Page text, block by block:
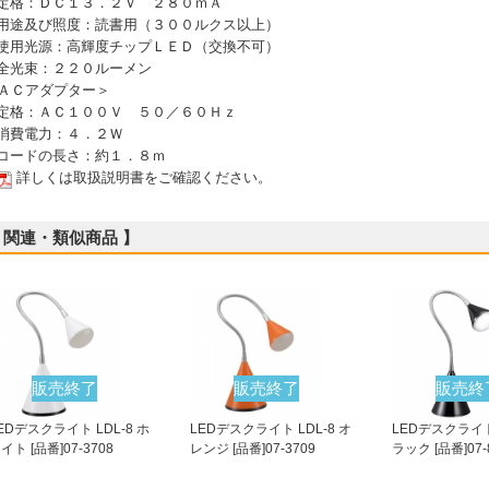
途及び照度：読書用（３００ルクス以上）
用光源：高輝度チップＬＥＤ（交換不可）
光束：２２０ルーメン
Ｃアダプター＞
格：ＡＣ１００Ｖ ５０／６０Ｈｚ
費電力：４．２Ｗ
ードの長さ：約１．８ｍ
詳しくは取扱説明書をご確認ください。
関連・類似商品 】
販売終了
デスクライト LDL-8 ホ
イト [品番]07-3708
販売終了
LEDデスクライト LDL-8 オ
レンジ [品番]07-3709
販売終
LEDデスクライ
ラック [品番